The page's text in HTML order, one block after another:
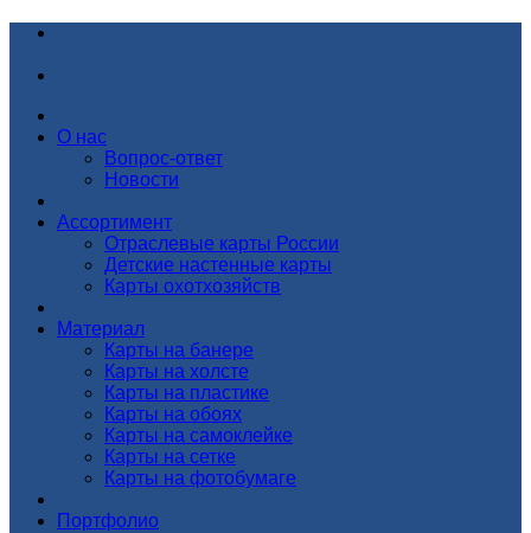
О нас
Вопрос-ответ
Новости
Ассортимент
Отраслевые карты России
Детские настенные карты
Карты охотхозяйств
Материал
Карты на банере
Карты на холсте
Карты на пластике
Карты на обоях
Карты на самоклейке
Карты на сетке
Карты на фотобумаге
Портфолио